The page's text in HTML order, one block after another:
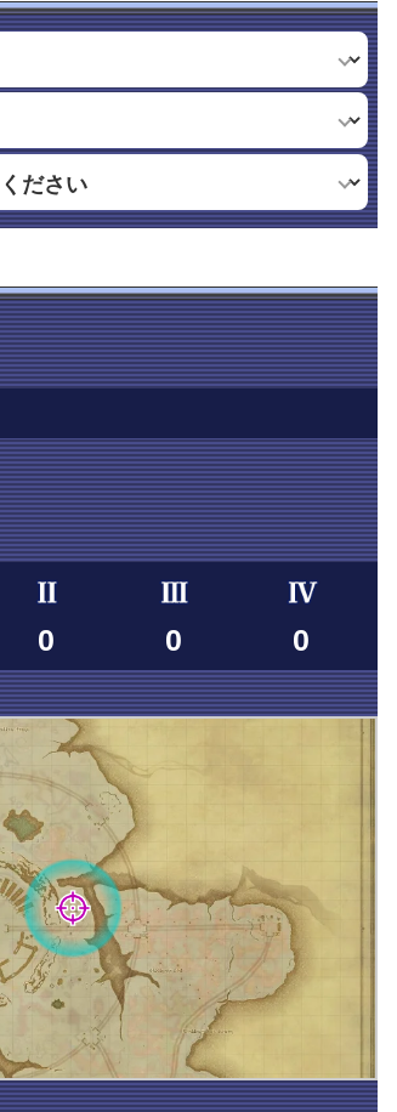
0 0 0